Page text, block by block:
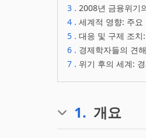
3 . 2008년 금융위기
4 . 세계적 영향: 주요
5 . 대응 및 구제 조
6 . 경제학자들의 견
7 . 위기 후의 세계:
1. 개요